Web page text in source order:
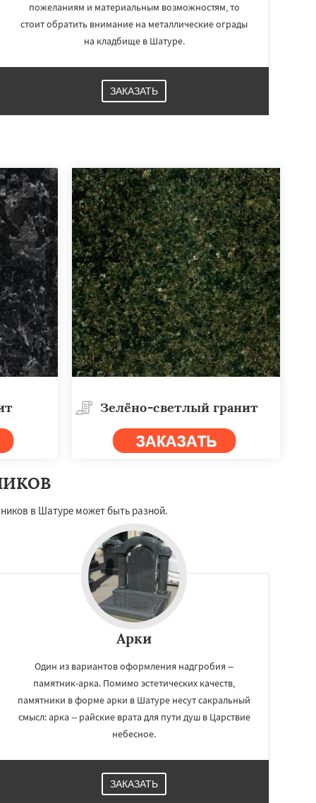
пожеланиям и материальным возможностям, то
стоит обратить внимание на металлические ограды
на кладбище в Шатуре.
ЗАКАЗАТЬ
Зелёно-светлый гранит
в Шатуре может быть разной.
Арки
Один из вариантов оформления надгробия –
памятник-арка. Помимо эстетических качеств,
памятники в форме арки в Шатуре несут сакральный
смысл: арка -- райские врата для пути душ в Царствие
небесное.
ЗАКАЗАТЬ